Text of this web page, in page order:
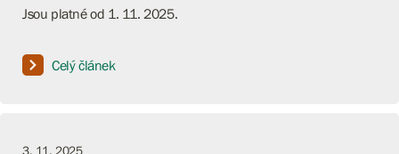
Jsou platné od 1. 11. 2025.
Celý článek
3. 11. 2025